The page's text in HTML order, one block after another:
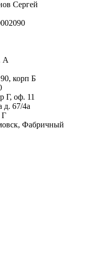
Сергей
А
корп Б
Г, оф. 11
д. 67/4а
Г
Фабричный